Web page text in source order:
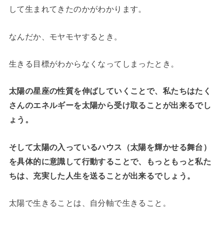
して生まれてきたのかがわかります。
なんだか、モヤモヤするとき。
生きる目標がわからなくなってしまったとき。
太陽の星座の性質を伸ばしていくことで、私たちはたく
さんのエネルギーを太陽から受け取ることが出来るでし
ょう。
そして太陽の入っているハウス（太陽を輝かせる舞台）
を具体的に意識して行動することで、もっともっと私た
ちは、充実した人生を送ることが出来るでしょう。
太陽で生きることは、自分軸で生きること。